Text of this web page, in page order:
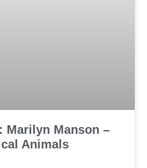
Marilyn Manson –
Animals